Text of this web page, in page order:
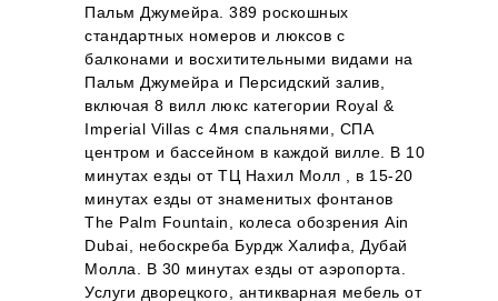
Пальм Джумейра. 389 роскошных
стандартных номеров и люксов с
балконами и восхитительными видами на
Пальм Джумейра и Персидский залив,
включая 8 вилл люкс категории Royal &
Imperial Villas c 4мя спальнями, СПА
центром и бассейном в каждой вилле. В 10
минутах езды от ТЦ Нахил Молл , в 15-20
минутах езды от знаменитых фонтанов
The Palm Fountain, колеса обозрения Ain
Dubai, небоскреба Бурдж Халифа, Дубай
Молла. В 30 минутах езды от аэропорта.
Услуги дворецкого, антикварная мебель от